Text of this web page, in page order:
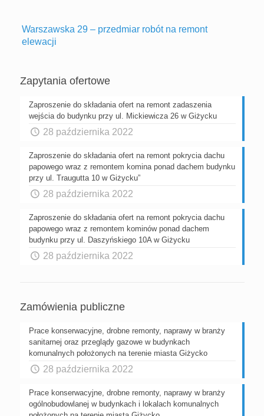
Warszawska 29 – przedmiar robót na remont
elewacji
Zapytania ofertowe
Zaproszenie do składania ofert na remont zadaszenia
wejścia do budynku przy ul. Mickiewicza 26 w Giżycku
28 października 2022
Zaproszenie do składania ofert na remont pokrycia dachu
papowego wraz z remontem komina ponad dachem budynku
przy ul. Traugutta 10 w Giżycku”
28 października 2022
Zaproszenie do składania ofert na remont pokrycia dachu
papowego wraz z remontem kominów ponad dachem
budynku przy ul. Daszyńskiego 10A w Giżycku
28 października 2022
Zamówienia publiczne
Prace konserwacyjne, drobne remonty, naprawy w branży
sanitarnej oraz przeglądy gazowe w budynkach
komunalnych położonych na terenie miasta Giżycko
28 października 2022
Prace konserwacyjne, drobne remonty, naprawy w branży
ogólnobudowlanej w budynkach i lokalach komunalnych